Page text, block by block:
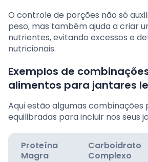
O controle de porções não só
peso, mas também ajuda a criar
nutrientes, evitando excessos e
nutricionais.
Exemplos de
alimentos para jantares
Aqui estão algumas combinações
equilibradas para incluir nos seus
Proteína
Magra
Carboidrato
Complexo